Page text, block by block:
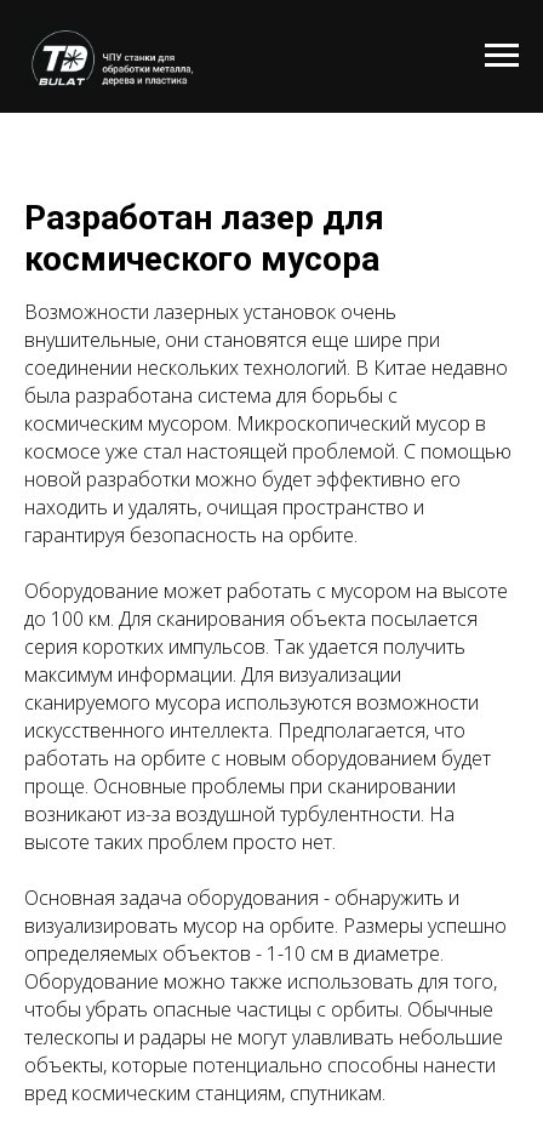
Разработан лазер для
космического мусора
Возможности лазерных установок очень
внушительные, они становятся еще шире при
соединении нескольких технологий. В Китае недавно
была разработана система для борьбы с
космическим мусором. Микроскопический мусор в
космосе уже стал настоящей проблемой. С помощью
новой разработки можно будет эффективно его
находить и удалять, очищая пространство и
гарантируя безопасность на орбите.
Оборудование может работать с мусором на высоте
до 100 км. Для сканирования объекта посылается
серия коротких импульсов. Так удается получить
максимум информации. Для визуализации
сканируемого мусора используются возможности
искусственного интеллекта. Предполагается, что
работать на орбите с новым оборудованием будет
проще. Основные проблемы при сканировании
возникают из-за воздушной турбулентности. На
высоте таких проблем просто нет.
Основная задача оборудования - обнаружить и
визуализировать мусор на орбите. Размеры успешно
определяемых объектов - 1-10 см в диаметре.
Оборудование можно также использовать для того,
чтобы убрать опасные частицы с орбиты. Обычные
телескопы и радары не могут улавливать небольшие
объекты, которые потенциально способны нанести
вред космическим станциям, спутникам.